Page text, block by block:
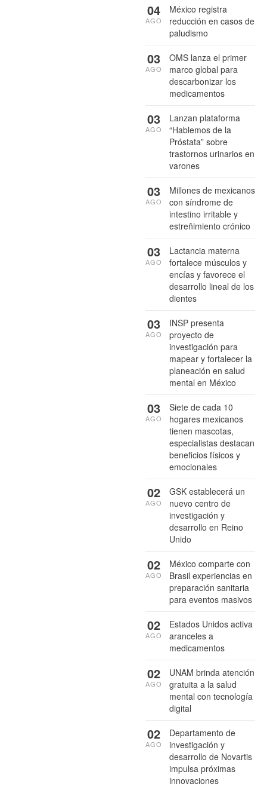
México registra
reducción en casos de
paludismo
04
AGO
OMS lanza el primer
marco global para
descarbonizar los
medicamentos
03
AGO
Lanzan plataforma
“Hablemos de la
Próstata” sobre
trastornos urinarios en
varones
03
AGO
Millones de mexicanos
con síndrome de
intestino irritable y
estreñimiento crónico
03
AGO
Lactancia materna
fortalece músculos y
encías y favorece el
desarrollo lineal de los
dientes
03
AGO
INSP presenta
proyecto de
investigación para
mapear y fortalecer la
planeación en salud
mental en México
03
AGO
Siete de cada 10
hogares mexicanos
tienen mascotas,
especialistas destacan
beneficios físicos y
emocionales
03
AGO
GSK establecerá un
nuevo centro de
investigación y
desarrollo en Reino
Unido
02
AGO
México comparte con
Brasil experiencias en
preparación sanitaria
para eventos masivos
02
AGO
Estados Unidos activa
aranceles a
medicamentos
02
AGO
UNAM brinda atención
gratuita a la salud
mental con tecnología
digital
02
AGO
Departamento de
investigación y
desarrollo de Novartis
impulsa próximas
innovaciones
02
AGO